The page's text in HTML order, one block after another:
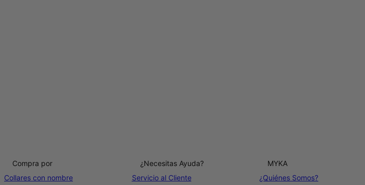
Compra por
Collares con nombre
¿Necesitas Ayuda?
Servicio al Cliente
MYKA
¿Quiénes Somos?